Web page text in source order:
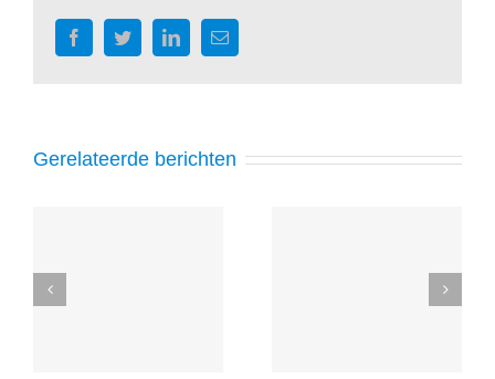
FacebookTwitterLinkedIn
E-
mail
Gerelateerde berichten